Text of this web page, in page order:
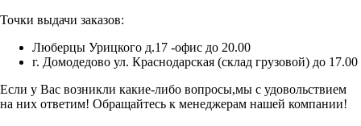
Точки выдачи заказов:
Люберцы Урицкого д.17 -офис до 20.00
г. Домодедово ул. Краснодарская (склад грузовой) до 17.00
Если у Вас возникли какие-либо вопросы,мы с удовольствием
на них ответим! Обращайтесь к менеджерам нашей компании!